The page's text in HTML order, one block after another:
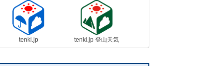
tenki.jp tenki.jp 登山天気